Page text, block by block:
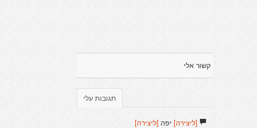
קשור אלי
תגובות עלי
[ליצירה]יפה [ליצירה]